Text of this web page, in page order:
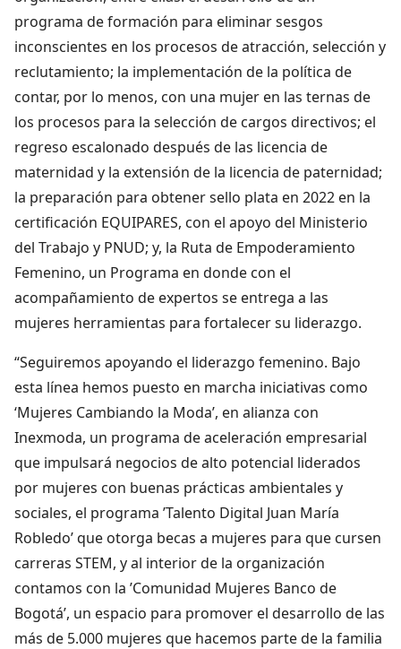
programa de formación para eliminar sesgos
inconscientes en los procesos de atracción, selección y
reclutamiento; la implementación de la política de
contar, por lo menos, con una mujer en las ternas de
los procesos para la selección de cargos directivos; el
regreso escalonado después de las licencia de
maternidad y la extensión de la licencia de paternidad;
la preparación para obtener sello plata en 2022 en la
certificación EQUIPARES, con el apoyo del Ministerio
del Trabajo y PNUD; y, la Ruta de Empoderamiento
Femenino, un Programa en donde con el
acompañamiento de expertos se entrega a las
mujeres herramientas para fortalecer su liderazgo.
“Seguiremos apoyando el liderazgo femenino. Bajo
esta línea hemos puesto en marcha iniciativas como
‘Mujeres Cambiando la Moda’, en alianza con
Inexmoda, un programa de aceleración empresarial
que impulsará negocios de alto potencial liderados
por mujeres con buenas prácticas ambientales y
sociales, el programa ’Talento Digital Juan María
Robledo’ que otorga becas a mujeres para que cursen
carreras STEM, y al interior de la organización
contamos con la ’Comunidad Mujeres Banco de
Bogotá’, un espacio para promover el desarrollo de las
más de 5.000 mujeres que hacemos parte de la familia